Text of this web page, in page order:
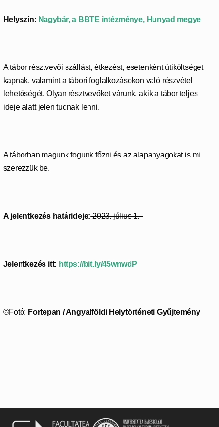
Helyszín: Nagybár, a BBTE intézménye, Hunyad megye
A tábor résztvevői szállást, étkezést, esetenként útiköltséget
kapnak, valamint a tábori foglalkozásokon való részvétel
lehetőségét. Olyan résztvevőket várunk, akik a tábor teljes
ideje alatt jelen tudnak lenni.
A táborban magunk fogunk főzni és az alapanyagokat is mi
szerezzük be.
A jelentkezés határideje:2023. július 1.
Jelentkezés itt: https://bit.ly/45wnwdP
©Fotó: Fortepan / Angyalföldi Helytörténeti Gyűjtemény